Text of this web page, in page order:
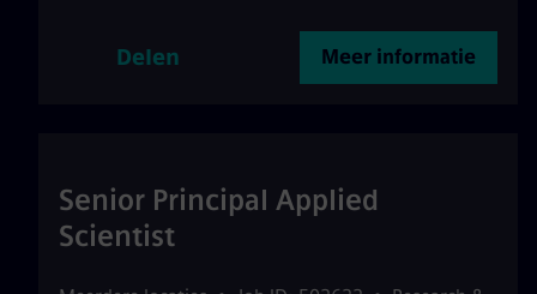
Delen Meer informatie
Senior Principal Applied
Scientist